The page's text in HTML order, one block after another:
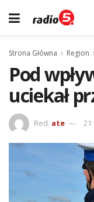
Strona Główna Region
Pod
uciekał
Red. ate 21